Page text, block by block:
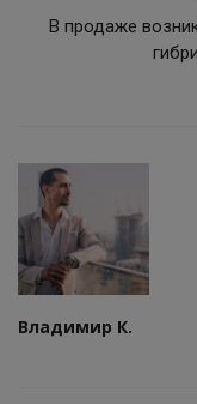
В продаже
Владимир К.